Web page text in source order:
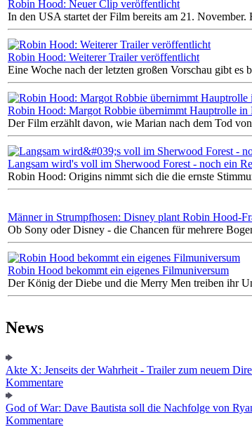
Robin Hood: Neuer Clip veröffentlicht
In den USA startet der Film bereits am 21.
Robin Hood: Weiterer Trailer veröffentlicht
Eine Woche nach der letzten großen Vorschau gibt es
Robin Hood: Margot Robbie übernimmt Hauptrolle in
Der Film erzählt davon, wie Marian nach dem Tod
Langsam wird's voll im Sherwood Forest - noch ein
Robin Hood: Origins nimmt sich die die ernste
Männer in Strumpfhosen: Disney plant Robin Hood-
Ob Sony oder Disney - die Chancen für mehrere
Robin Hood bekommt ein eigenes Filmuniversum
Der König der Diebe und die Merry Men treiben ihr
News
Akte X: Jenseits der Wahrheit - Trailer zum neuem
Kommentare
God of War: Dave Bautista soll die Nachfolge von
Kommentare